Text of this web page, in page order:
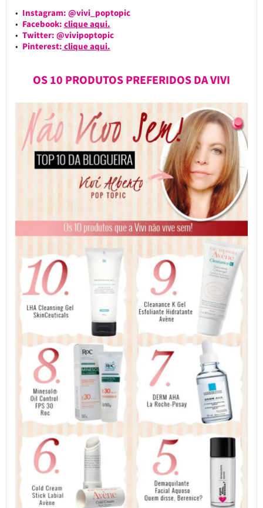
Instagram: @vivi_poptopic
Facebook: clique aqui.
Twitter: @vivipoptopic
Pinterest: clique aqui.
OS 10 PRODUTOS PREFERIDOS DA VIVI